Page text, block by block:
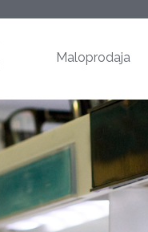
Maloprodaja